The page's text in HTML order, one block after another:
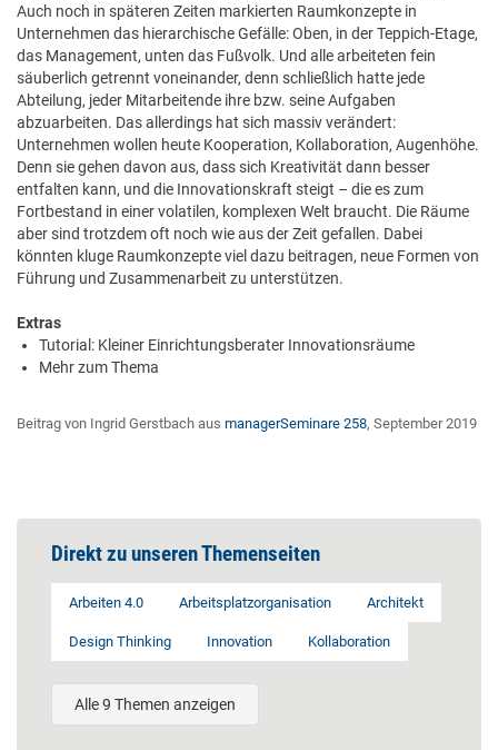
Auch noch in späteren Zeiten markierten Raumkonzepte in
Unternehmen das hierarchische Gefälle: Oben, in der Teppich-Etage,
das Management, unten das Fußvolk. Und alle arbeiteten fein
säuberlich getrennt voneinander, denn schließlich hatte jede
Abteilung, jeder Mitarbeitende ihre bzw. seine Aufgaben
abzuarbeiten. Das allerdings hat sich massiv verändert:
Unternehmen wollen heute Kooperation, Kollaboration, Augenhöhe.
Denn sie gehen davon aus, dass sich Kreativität dann besser
entfalten kann, und die Innovationskraft steigt – die es zum
Fortbestand in einer volatilen, komplexen Welt braucht. Die Räume
aber sind trotzdem oft noch wie aus der Zeit gefallen. Dabei
könnten kluge Raumkonzepte viel dazu beitragen, neue Formen von
Führung und Zusammenarbeit zu unterstützen.
Extras
Tutorial: Kleiner Einrichtungsberater Innovationsräume
Mehr zum Thema
Beitrag von Ingrid Gerstbach aus managerSeminare 258, September 2019
Direkt zu unseren Themenseiten
Arbeiten 4.0 Arbeitsplatzorganisation Architekt
Design Thinking Innovation Kollaboration
Alle 9 Themen anzeigen